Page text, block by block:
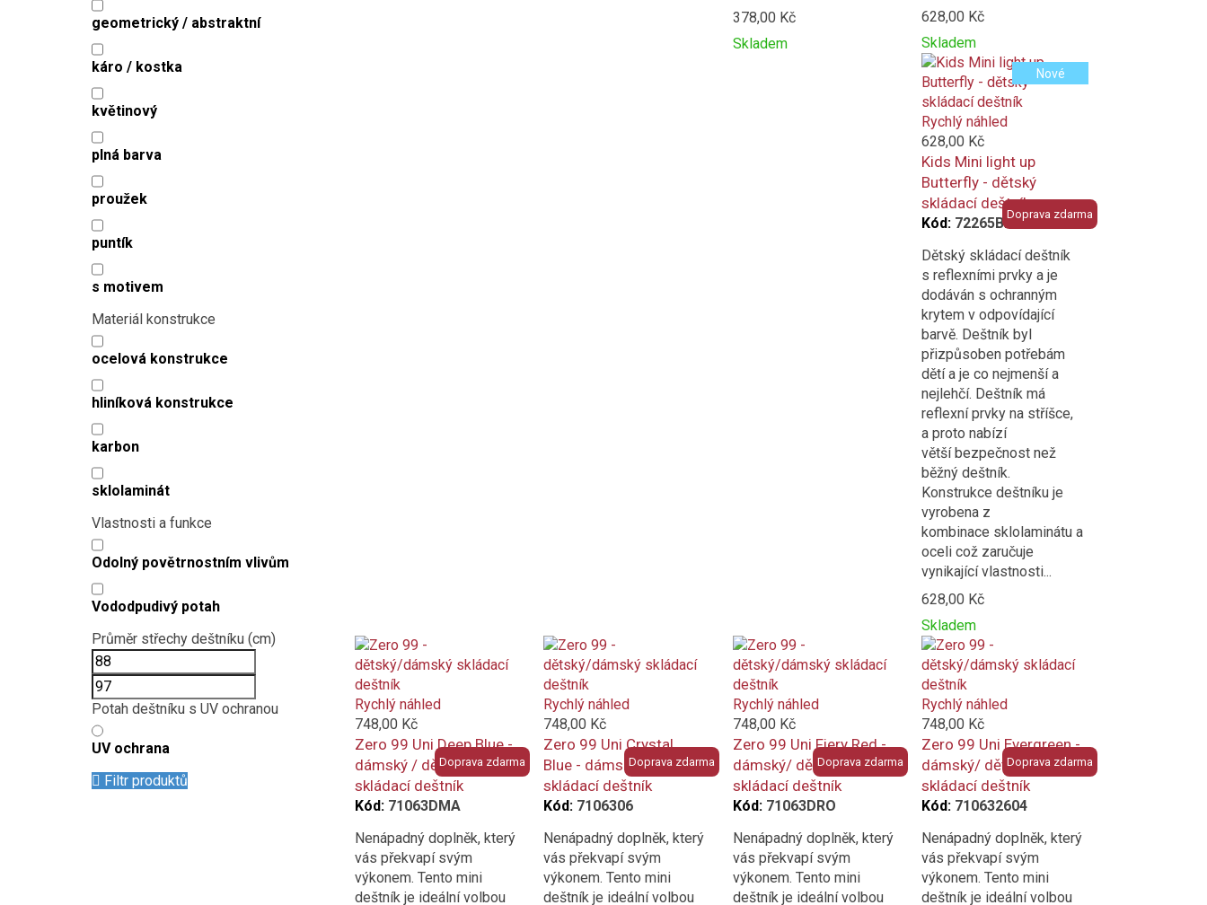
geometrický / abstraktní
káro / kostka
květinový
plná barva
proužek
puntík
s motivem
Materiál konstrukce
ocelová konstrukce
hliníková konstrukce
karbon
sklolaminát
Vlastnosti a funkce
Odolný povětrnostním vlivům
Vododpudivý potah
Průměr střechy deštníku (cm)
Potah deštníku s UV ochranou
UV ochrana
Filtr produktů
378,00 Kč
Skladem
628,00 Kč
Skladem
Přidat
k
porovnání
Product
is
added
to
compare
Doprava zdarma
Rychlý náhled
628,00 Kč
Nové
Kids Mini light up
Butterfly - dětský
skládací deštník
Kód: 72265BF
Dětský skládací deštník
s reflexními prvky a je
dodáván s ochranným
krytem v odpovídající
barvě. Deštník byl
přizpůsoben potřebám
dětí a je co nejmenší a
nejlehčí. Deštník má
reflexní prvky na stříšce,
a proto nabízí
větší bezpečnost než
běžný deštník.
Konstrukce deštníku je
vyrobena z
kombinace sklolaminátu a
oceli což zaručuje
vynikající vlastnosti...
628,00 Kč
Skladem
Přidat
k
porovnání
Product
is
added
to
compare
Doprava zdarma
Rychlý náhled
748,00 Kč
Zero 99 Uni Deep Blue -
dámský / dětský
skládací deštník
Kód: 71063DMA
Nenápadný doplněk, který
vás překvapí svým
výkonem. Tento mini
deštník je ideální volbou
Doprava zdarma
Rychlý náhled
748,00 Kč
Zero 99 Uni Crystal
Blue - dámský/ dětský
skládací deštník
Kód: 7106306
Nenápadný doplněk, který
vás překvapí svým
výkonem. Tento mini
deštník je ideální volbou
Doprava zdarma
Rychlý náhled
748,00 Kč
Zero 99 Uni Fiery Red -
dámský/ dětský
skládací deštník
Kód: 71063DRO
Nenápadný doplněk, který
vás překvapí svým
výkonem. Tento mini
deštník je ideální volbou
Doprava zdarma
Rychlý náhled
748,00 Kč
Zero 99 Uni Evergreen -
dámský/ dětský
skládací deštník
Kód: 710632604
Nenápadný doplněk, který
vás překvapí svým
výkonem. Tento mini
deštník je ideální volbou